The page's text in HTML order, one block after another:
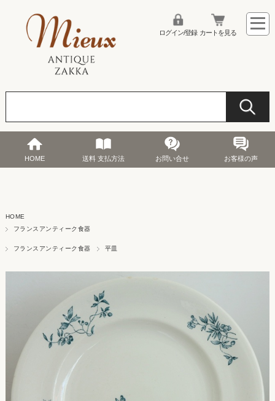
ログイン/登録 カートを見る
HOME 送料 支払方法 お問い合せ お客様の声
HOME
フランスアンティーク食器
フランスアンティーク食器 平皿